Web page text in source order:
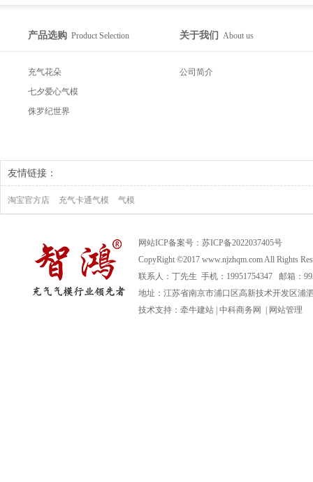
产品选购 Product Selection
充气花朵
七夕爱心气模
侏罗纪世界
关于我们 About us
公司简介
友情链接：
淘宝官方店 充气卡通气模 气模
网站ICP备案号： 苏ICP备2022037405号
CopyRight ©2017 www.njzhqm.com All Rights
联系人：丁先生 手机：19951754347 邮箱：
地址：江苏省南京市浦口区高新技术开发区浦
技术支持： 牵牛建站 | 中科商务网 | 网站管理